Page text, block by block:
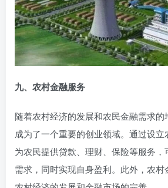
九、农村金融服务
随着农村经济的发展和农民金融需求的
成为了一个重要的创业领域。通过设立
为农民提供贷款、理财、保险等服务
需求，同时实现自身盈利。此外，农